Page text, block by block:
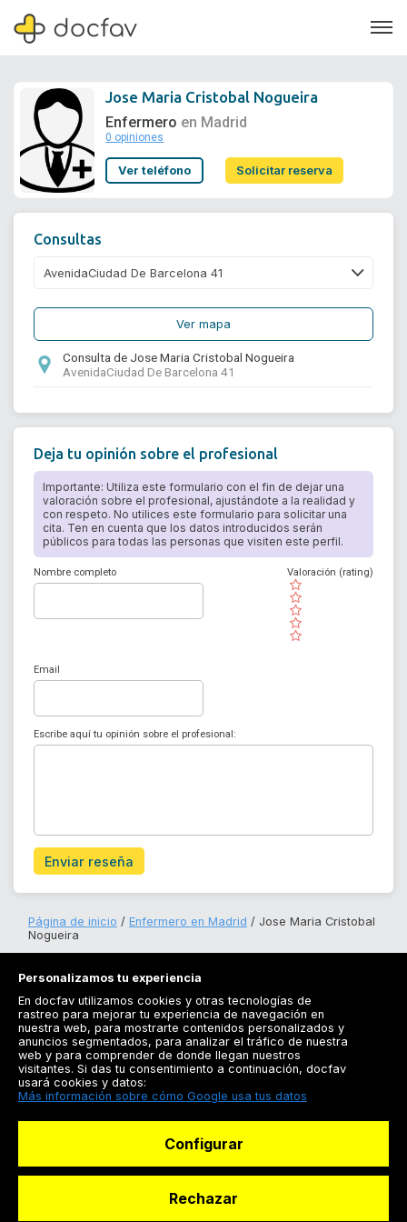
Soporte
Jose Maria Cristobal Nogueira
Enfermero en Madrid
0 opiniones
Ver teléfono Solicitar reserva
Consultas
Ver mapa
Consulta de Jose Maria Cristobal Nogueira
AvenidaCiudad De Barcelona 41
Deja tu opinión sobre el profesional
Importante: Utiliza este formulario con el fin de dejar una
valoración sobre el profesional, ajustándote a la realidad y
con respeto. No utilices este formulario para solicitar una
cita. Ten en cuenta que los datos introducidos serán
públicos para todas las personas que visiten este perfil.
Nombre completo
( )
( )
( )
( )
( )
Valoración (rating)
Email
Escribe aquí tu opinión sobre el profesional:
Enviar reseña
Página de inicio Enfermero en Madrid
Jose Maria Cristobal
Nogueira
Registrarse
Docfav
Personalizamos tu experiencia
En docfav utilizamos cookies y otras tecnologías de
rastreo para mejorar tu experiencia de navegación en
nuestra web, para mostrarte contenidos personalizados y
anuncios segmentados, para analizar el tráfico de nuestra
web y para comprender de donde llegan nuestros
visitantes. Si das tu consentimiento a continuación, docfav
usará cookies y datos:
Más información sobre cómo Google usa tus datos
Configurar
Rechazar